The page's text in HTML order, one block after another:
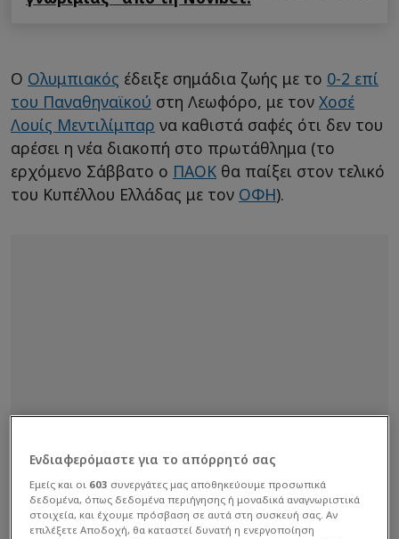
Ο Ολυμπιακός έδειξε σημάδια ζωής με το 0-2 επί
του Παναθηναϊκού στη Λεωφόρο, με τον Χοσέ
Λουίς Μεντιλίμπαρ να καθιστά σαφές ότι δεν του
αρέσει η νέα διακοπή στο πρωτάθλημα (το
ερχόμενο Σάββατο ο ΠΑΟΚ θα παίξει στον τελικό
του Κυπέλλου Ελλάδας με τον ΟΦΗ).
Ενδιαφερόμαστε για το απόρρητό σας
Εμείς και οι 603 συνεργάτες μας αποθηκεύουμε προσωπικά
δεδομένα, όπως δεδομένα περιήγησης ή μοναδικά αναγνωριστικά
στοιχεία, και έχουμε πρόσβαση σε αυτά στη συσκευή σας. Αν
επιλέξετε Αποδοχή, θα καταστεί δυνατή η ενεργοποίηση